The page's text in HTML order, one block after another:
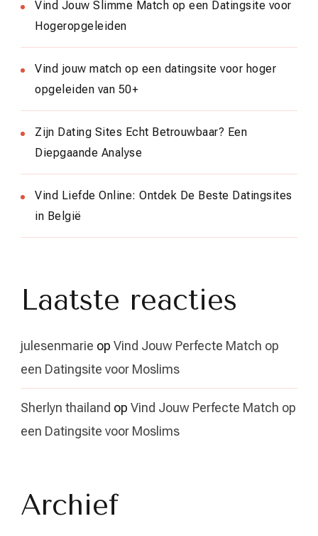
Vind Jouw Slimme Match op een Datingsite voor
Hogeropgeleiden
Vind jouw match op een datingsite voor hoger
opgeleiden van 50+
Zijn Dating Sites Echt Betrouwbaar? Een
Diepgaande Analyse
Vind Liefde Online: Ontdek De Beste Datingsites
in België
Laatste reacties
julesenmarie op Vind Jouw Perfecte Match op
een Datingsite voor Moslims
Sherlyn thailand op Vind Jouw Perfecte Match op
een Datingsite voor Moslims
Archief